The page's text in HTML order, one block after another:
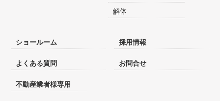
解体
ショールーム 採用情報
よくある質問 お問合せ
不動産業者様専用